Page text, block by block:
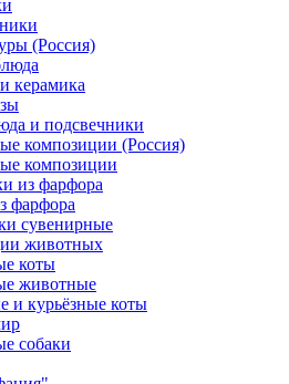
(Россия)
керамика
и подсвечники
композиции (Россия)
композиции
из фарфора
фарфора
сувенирные
животных
коты
животные
и курьёзные коты
собаки